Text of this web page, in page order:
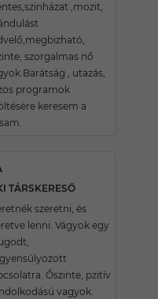
,mozit,
szorgalmas nő
, utazás,
programok
keresem a
TÁRSKERESŐ
szeretni, és
lenni. Vágyok egy
Őszinte, pzitív
vagyok.